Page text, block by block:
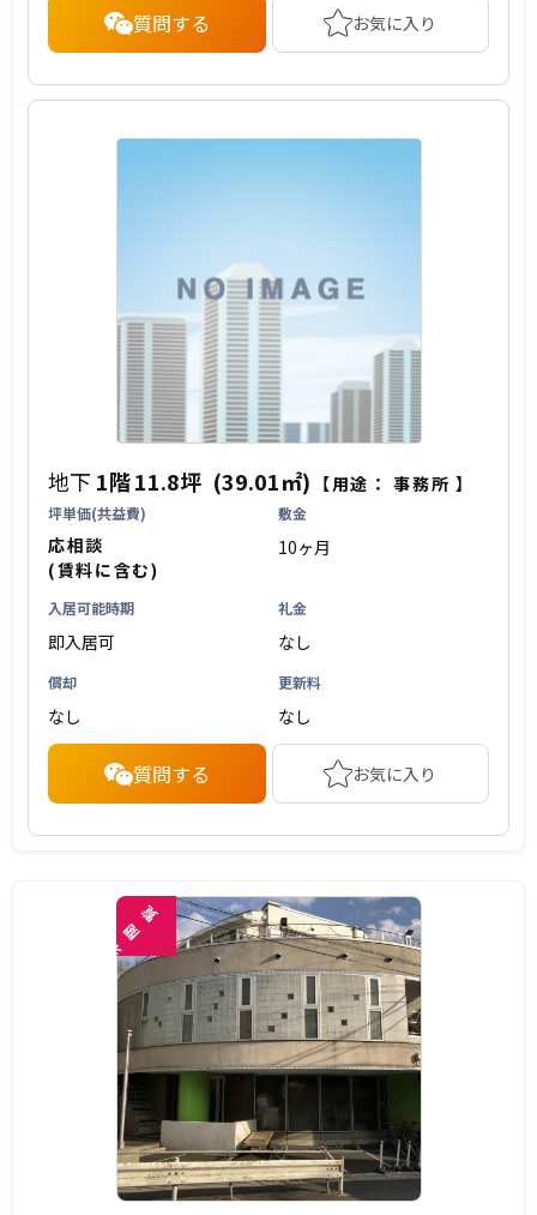
質問する お気に入り
地下 1階11.8坪 (39.01㎡) 【用途：事務所 】
坪単価(共益費)
応相談
(賃料に含む)
敷金
10ヶ月
入居可能時期
即入居可
礼金
なし
償却
なし
更新料
なし
質問する お気に入り
未
閲
覧